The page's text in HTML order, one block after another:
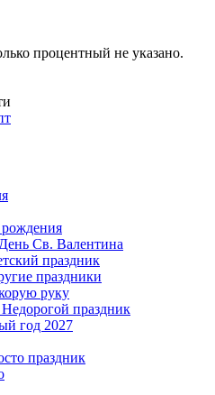
процентный не указано.
День Св. Валентина
праздник
праздники
руку
Недорогой праздник
год 2027
праздник